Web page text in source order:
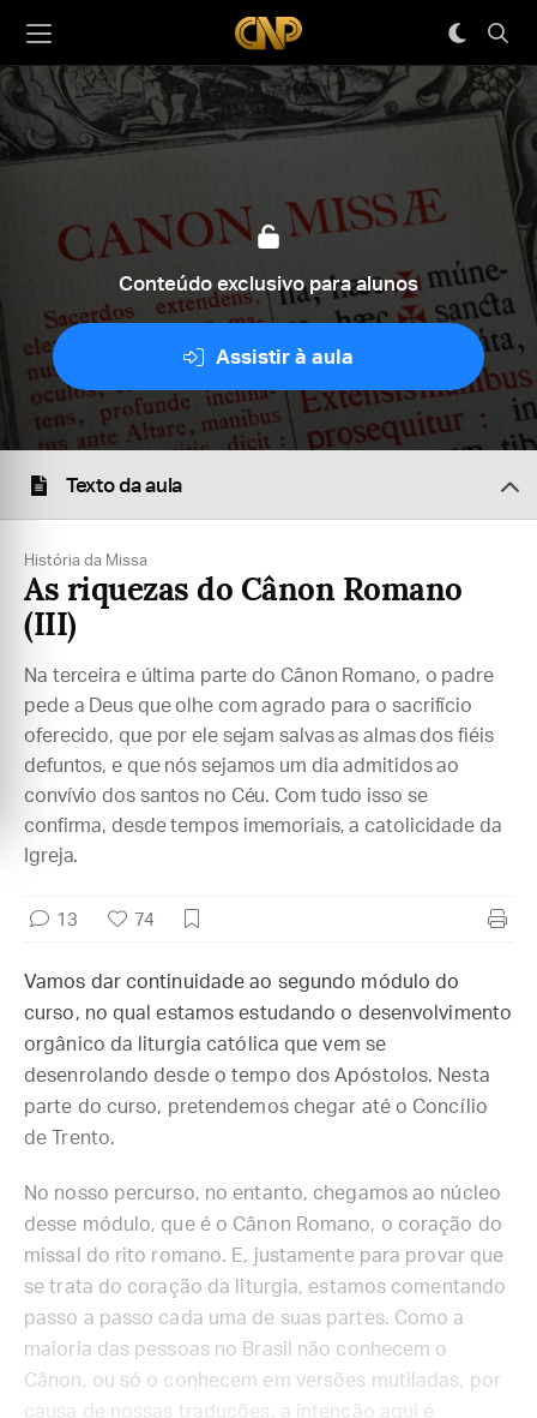
Conteúdo exclusivo para alunos
Assistir à aula
Texto da aula
História da Missa
As riquezas do Cânon Romano
(III)
Na terceira e última parte do Cânon Romano, o padre
pede a Deus que olhe com agrado para o sacrifício
oferecido, que por ele sejam salvas as almas dos fiéis
defuntos, e que nós sejamos um dia admitidos ao
convívio dos santos no Céu. Com tudo isso se
confirma, desde tempos imemoriais, a catolicidade da
Igreja.
13 74
Vamos dar continuidade ao segundo módulo do
curso, no qual estamos estudando o desenvolvimento
orgânico da liturgia católica que vem se
desenrolando desde o tempo dos Apóstolos. Nesta
parte do curso, pretendemos chegar até o Concílio
de Trento.
No nosso percurso, no entanto, chegamos ao núcleo
desse módulo, que é o Cânon Romano, o coração do
missal do rito romano. E, justamente para provar que
se trata do coração da liturgia, estamos comentando
passo a passo cada uma de suas partes. Como a
maioria das pessoas no Brasil não conhecem o
Cânon, ou só o conhecem em versões mutiladas, por
causa de nossas traduções, a intenção aqui é